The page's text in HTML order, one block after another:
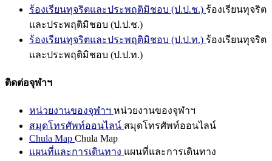
ร้องเรียนทุจริตและประพฤติมิชอบ (ป.ป.ช.) ร้องเรียนทุจริต
และประพฤติมิชอบ (ป.ป.ช.)
ร้องเรียนทุจริตและประพฤติมิชอบ (ป.ป.ท.) ร้องเรียนทุจริต
และประพฤติมิชอบ (ป.ป.ท.)
ติดต่อจุฬาฯ
หน่วยงานของจุฬาฯ หน่วยงานของจุฬาฯ
สมุดโทรศัพท์ออนไลน์ สมุดโทรศัพท์ออนไลน์
Chula Map Chula Map
แผนที่และการเดินทาง แผนที่และการเดินทาง